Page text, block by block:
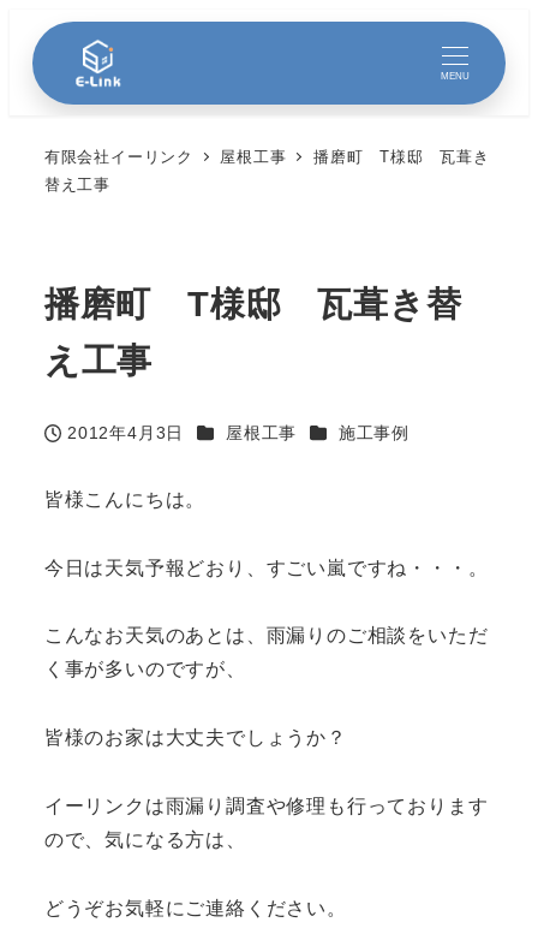
MENU
有限会社イーリンク 屋根工事
播磨町 T様邸 瓦葺き
替え工事
播磨町 T様邸 瓦葺き替
え工事
投稿日
2012年4月3日 カテゴリー
屋根工事 カテゴリー
施工事例
皆様こんにちは。
今日は天気予報どおり、すごい嵐ですね・・・。
こんなお天気のあとは、雨漏りのご相談をいただ
く事が多いのですが、
皆様のお家は大丈夫でしょうか？
イーリンクは雨漏り調査や修理も行っております
ので、気になる方は、
どうぞお気軽にご連絡ください。